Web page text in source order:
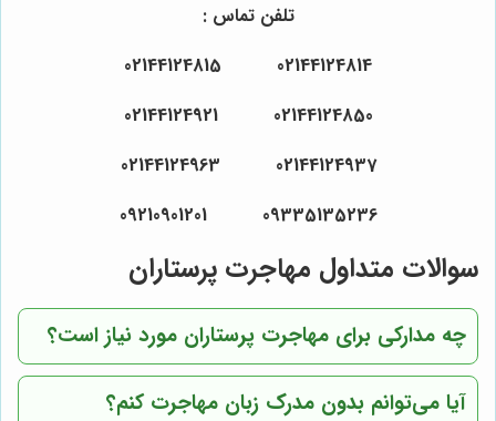
تلفن تماس :
02144124814 02144124815
02144124850 02144124921
02144124937 02144124963
09335135236 09210901201
سوالات متداول مهاجرت پرستاران
چه مدارکی برای مهاجرت پرستاران مورد نیاز است؟
آیا می‌توانم بدون مدرک زبان مهاجرت کنم؟